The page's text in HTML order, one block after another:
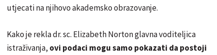
utjecati na njihovo akademsko obrazovanje.
Kako je rekla dr. sc. Elizabeth Norton glavna voditeljica
istraživanja, ovi podaci mogu samo pokazati da postoji